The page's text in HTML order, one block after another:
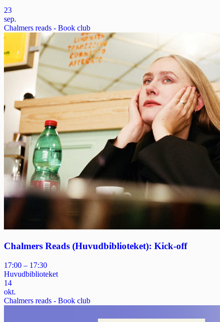
23
sep.
Chalmers reads - Book club
Chalmers Reads (Huvudbiblioteket): Kick-off
17:00 – 17:30
Huvudbiblioteket
14
okt.
Chalmers reads - Book club